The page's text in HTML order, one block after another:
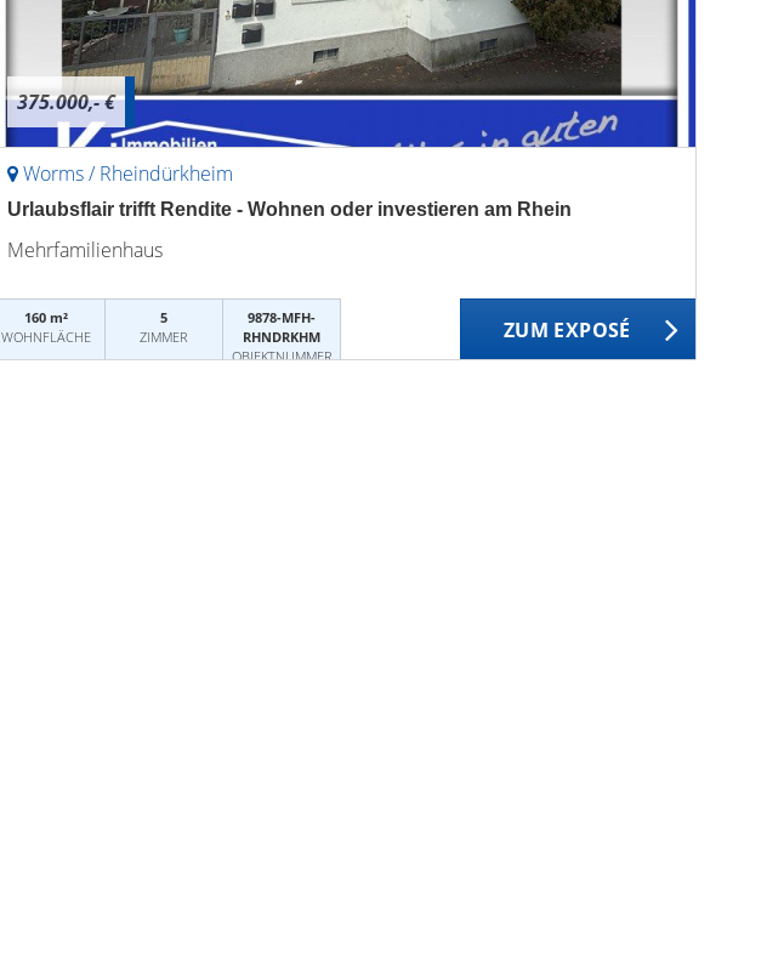
375.000,- €
Worms / Rheindürkheim
Urlaubsflair trifft Rendite - Wohnen oder investieren am Rhein
Mehrfamilienhaus
160 m²
WOHNFLÄCHE
5
ZIMMER
9878-MFH-
RHNDRKHM
OBJEKTNUMMER
ZUM EXPOSÉ